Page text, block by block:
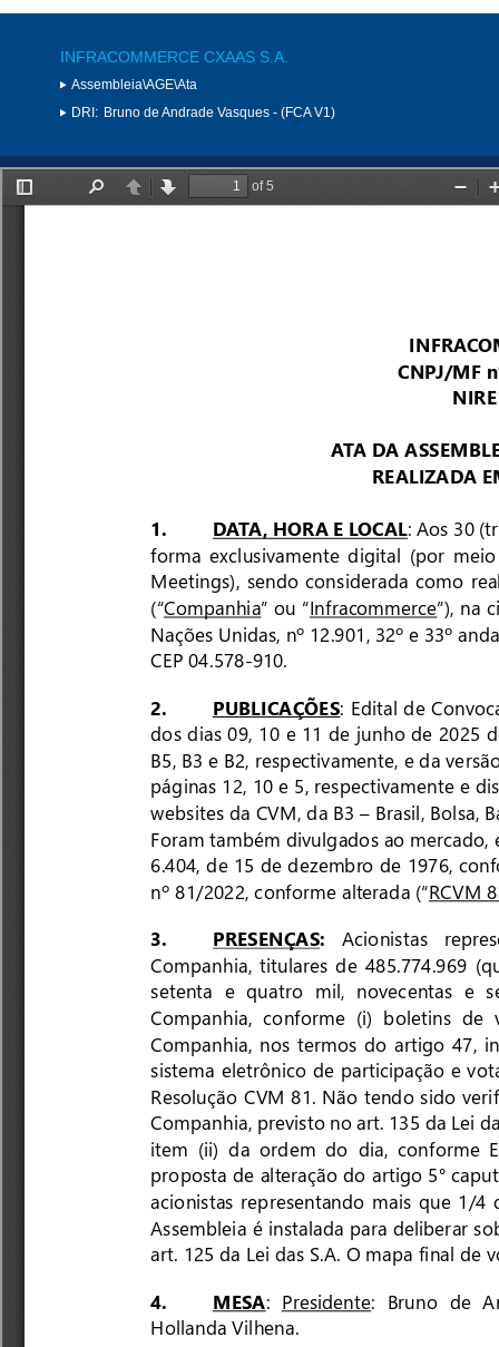
INFRACOMMERCE CXAAS S.A.
Assembleia\AGE\Ata
DRI: Bruno de Andrade Vasques - (FCA V1)